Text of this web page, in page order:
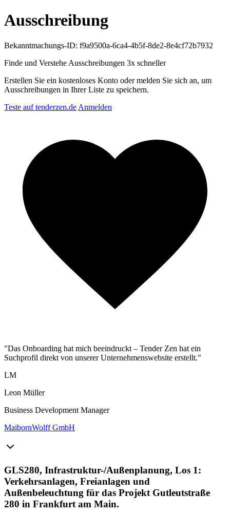
Ausschreibung
Bekanntmachungs-ID: f9a9500a-6ca4-4b5f-8de2-8e4cf72b7932
Finde und Verstehe Ausschreibungen 3x schneller
Erstellen Sie ein kostenloses Konto oder melden Sie sich an, um
Ausschreibungen in Ihrer Liste zu speichern.
Teste auf tenderzen.de Anmelden
"Das Onboarding hat mich beeindruckt – Tender Zen hat ein
Suchprofil direkt von unserer Unternehmenswebsite erstellt."
LM
Leon Müller
Business Development Manager
MaibornWolff GmbH
GLS280, Infrastruktur-/Außenplanung, Los 1:
Verkehrsanlagen, Freianlagen und
Außenbeleuchtung für das Projekt Gutleutstraße
280 in Frankfurt am Main.